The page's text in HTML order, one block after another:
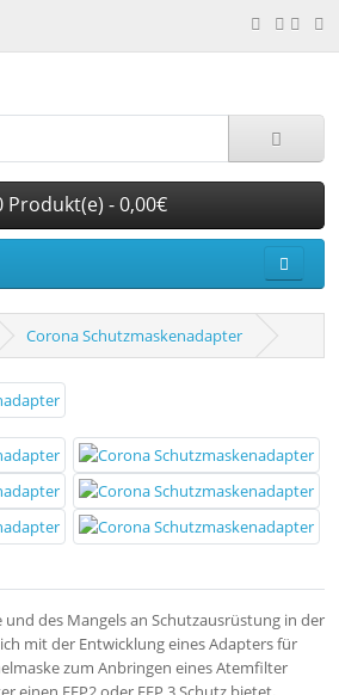
Produkt(e) - 0,00€
Corona Schutzmaskenadapter
des Mangels an Schutzausrüstung in der
mit der Entwicklung eines Adapters für
zum Anbringen eines Atemfilter